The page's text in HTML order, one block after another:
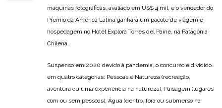
máquinas fotográficas, avaliado em US$ 4 mil, e o vencedor do
Prêmio da América Latina ganhará um pacote de viagem e
hospedagem no Hotel Explora Torres del Paine, na Patagônia
Chilena.
Suspenso em 2020 devido à pandemia, o concurso é dividido
em quatro categorias: Pessoas e Natureza (recreação,
aventura ou uma experiência na natureza), Paisagem (lugares
com ou sem pessoas), Água (dentro, fora ou submerso na